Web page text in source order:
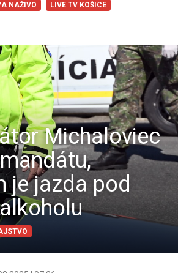
NAŽIVO LIVE TV KOŠICE
Michaloviec
je jazda pod